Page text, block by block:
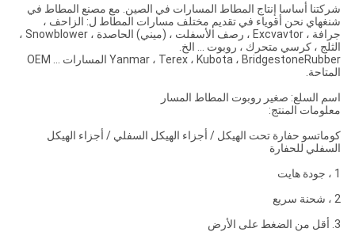
شركتنا أساسا إنتاج المطاط المسارات في الصين. مع مصنع المطاط في
شنغهاي نحن أقوياء في تقديم مختلف مسارات المطاط ل: الزاحف ،
جرافة ، Excvavtor ، رصف الأسفلت ، (ميني) الحاصدة ، Snowblower ،
الثلج ، كرسي متحرك ، روبوت ... الخ.
Yanmar ، Terex ، Kubota ، BridgestoneRubber المسارات ... OEM
المتاحة.
اسم السلع: صغير روبوت المطاط المسار
معلومات المنتج:
كوماتسو حفارة تحت الهيكل / أجزاء الهيكل السفلي / أجزاء الهيكل
السفلي للحفارة
1 ، جودة هايت
2 ، شحنة سريع
3. أقل من الضغط على الأرض